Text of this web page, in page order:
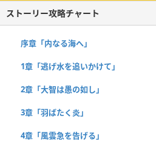
ストーリー攻略チャート
序章「内なる海へ」
1章「逃げ水を追いかけて」
2章「大智は愚の如し」
3章「羽ばたく炎」
4章「風雲急を告げる」